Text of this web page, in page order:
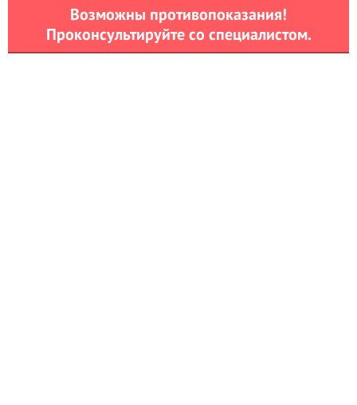
Возможны противопоказания!
Проконсультируйте со специалистом.